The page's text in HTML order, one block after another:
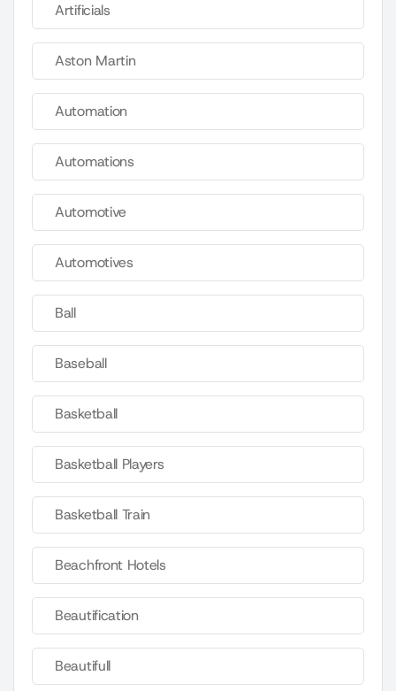
Artificials
Aston Martin
Automation
Automations
Automotive
Automotives
Ball
Baseball
Basketball
Basketball Players
Basketball Train
Beachfront Hotels
Beautification
Beautifull